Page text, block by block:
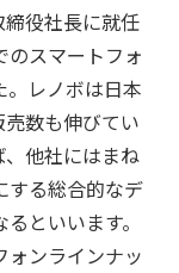
役社長に就任
のスマートフォ
。レノボは日本
数も伸びてい
、他社にはまね
する総合的なデ
といいます。
ォンラインナッ